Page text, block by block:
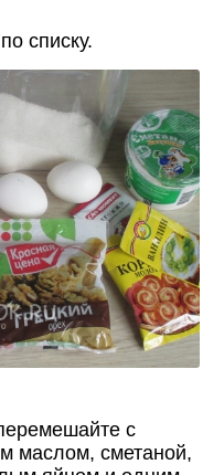
списку.
с
маслом, сметаной,